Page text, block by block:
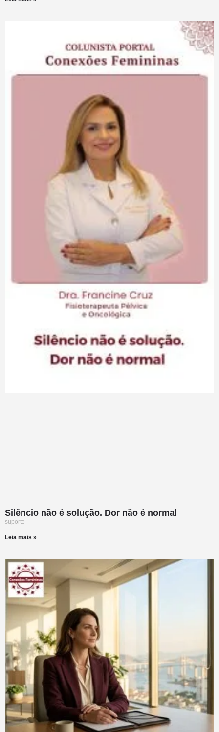
Silêncio não é solução. Dor não é normal
suporte
Leia mais »